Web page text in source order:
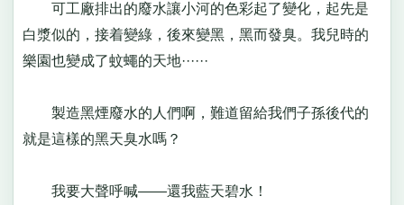
可工廠排出的廢水讓小河的色彩起了變化，起先是
白漿似的，接着變綠，後來變黑，黑而發臭。我兒時的
樂園也變成了蚊蠅的天地······
製造黑煙廢水的人們啊，難道留給我們子孫後代的
就是這樣的黑天臭水嗎？
我要大聲呼喊——還我藍天碧水！